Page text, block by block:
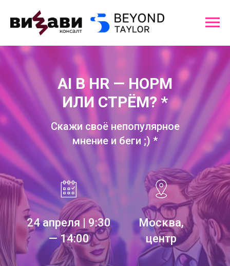
AI В HR — НОРМ
ИЛИ СТРЁМ? *
Скажи своё непопулярное
мнение и беги ;) *
24 апреля | 9:30
— 14:00
Москва,
центр